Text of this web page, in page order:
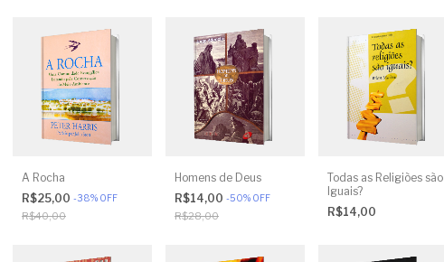
A Rocha
R$25,00 -38% OFF
R$40,00
Homens de Deus
R$14,00 -50% OFF
R$28,00
Todas as Religiões são
Iguais?
R$14,00